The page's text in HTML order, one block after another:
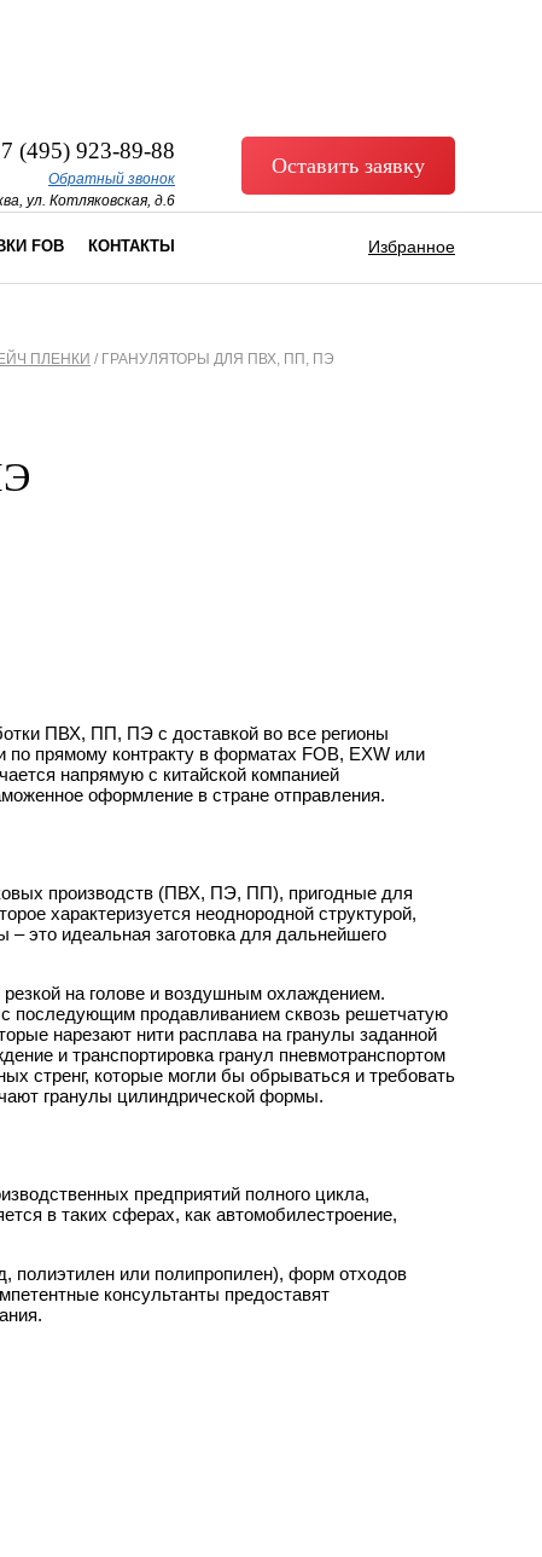
(495) 923-89-88
Обратный звонок
ул. Котляковская, д.6
Оставить заявку
FOB КОНТАКТЫ Избранное
ПЛЕНКИ / ГРАНУЛЯТОРЫ ДЛЯ ПВХ, ПП, ПЭ
ПВХ, ПП, ПЭ с доставкой во все регионы
по прямому контракту в форматах FOB, EXW или
напрямую с китайской компанией
оформление в стране отправления.
производств (ПВХ, ПЭ, ПП), пригодные для
характеризуется неоднородной структурой,
это идеальная заготовка для дальнейшего
на голове и воздушным охлаждением.
последующим продавливанием сквозь решетчатую
нарезают нити расплава на гранулы заданной
и транспортировка гранул пневмотранспортом
стренг, которые могли бы обрываться и требовать
гранулы цилиндрической формы.
предприятий полного цикла,
в таких сферах, как автомобилестроение,
полиэтилен или полипропилен), форм отходов
консультанты предоставят